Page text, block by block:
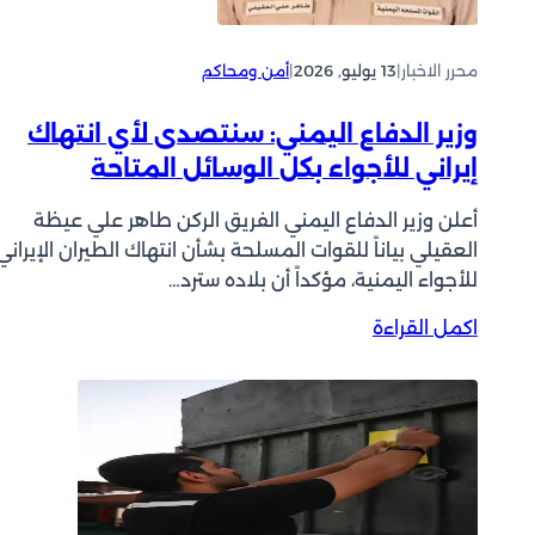
ل
م
م
ج
ه
ر
ا
ف
ل
ي
ي
ة
ب
ث
م
م
س
ؤ
ل
ل
ن
ق
ل
محرر الاخبار|13 يوليو, 2026 |أمن ومحاكم
وزير الدفاع اليمني: سنتصدى لأي انتهاك
إيراني للأجواء بكل الوسائل المتاحة
أعلن وزير الدفاع اليمني الفريق الركن طاهر علي عيظة
العقيلي بياناً للقوات المسلحة بشأن انتهاك الطيران
للأجواء اليمنية، مؤكداً أن بلاده سترد…
اكمل القراءة
:
ز
ي
ر
ا
ل